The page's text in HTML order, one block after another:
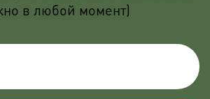
в любой момент)